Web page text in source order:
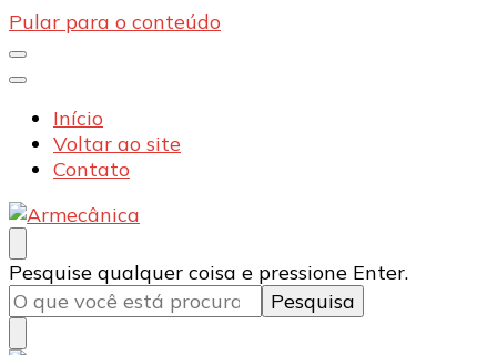
Pular para o conteúdo
Início
Voltar ao site
Contato
Armecânica
Blog
Procurando
algo?
Pesquise qualquer coisa e pressione Enter.